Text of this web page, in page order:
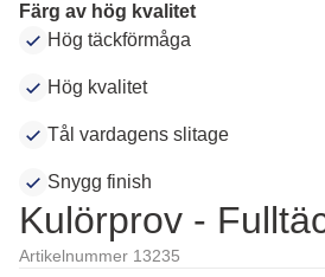
Färg av hög kvalitet
Hög täckförmåga
Hög kvalitet
Tål vardagens slitage
Snygg finish
Kulörprov -
Artikelnummer 13235